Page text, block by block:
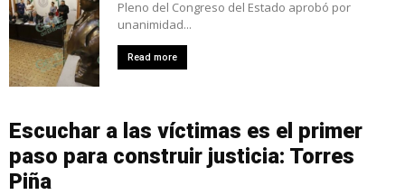
Pleno del Congreso del Estado aprobó por
unanimidad...
Read more
Escuchar a las víctimas es el primer
paso para construir justicia: Torres
Piña